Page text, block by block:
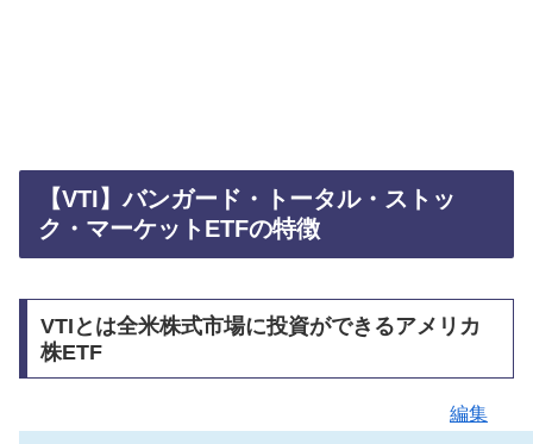
【VTI】バンガード・トータル・ストッ
ク・マーケットETFの特徴
VTIとは全米株式市場に投資ができるアメリカ
株ETF
編集